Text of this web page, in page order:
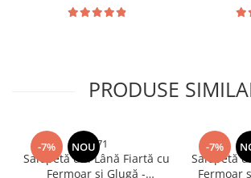
PRODUSE
-7% NOU2571
Salopetă din Lână Fiartă cu
Fermoar și Glugă -
-7%
Salopetă
Fermoar